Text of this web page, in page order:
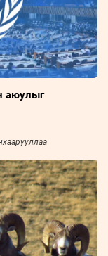
аюулыг